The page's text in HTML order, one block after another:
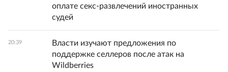
оплате секс-развлечений иностранных
судей
20:39
Власти изучают предложения по
поддержке селлеров после атак на
Wildberries